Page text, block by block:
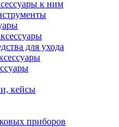
к ним
для ухода
кейсы
приборов